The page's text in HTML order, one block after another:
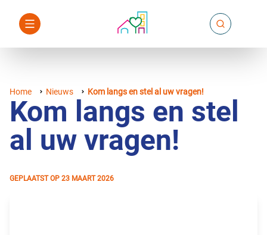
Home Nieuws Kom langs en stel al uw vragen!
Kom langs en stel
al uw vragen!
GEPLAATST OP 23 MAART 2026